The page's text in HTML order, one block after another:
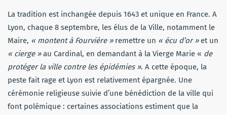
La tradition est inchangée depuis 1643 et unique en France. A
Lyon, chaque 8 septembre, les élus de la Ville, notamment le
Maire, « montent à Fourvière » remettre un « écu d’or » et un
« cierge »au Cardinal, en demandant à la Vierge Marie « de
protéger la ville contre les épidémies ». A cette époque, la
peste fait rage et Lyon est relativement épargnée. Une
cérémonie religieuse suivie d’une bénédiction de la ville qui
font polémique : certaines associations estiment que la